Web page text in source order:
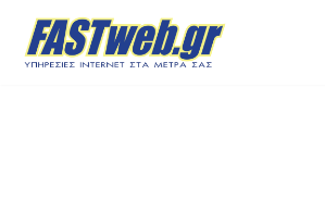
Μεταπηδήστε